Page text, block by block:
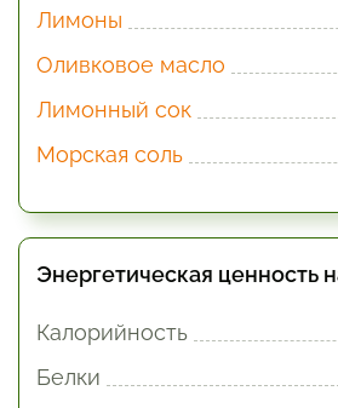
Лимоны
Оливковое масло
Лимонный сок
Морская соль
Энергетическая ценность
Калорийность
Белки